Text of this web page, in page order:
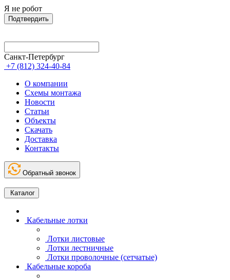
Я не робот
Подтвердить
Санкт-Петербург
+7 (812) 324-40-84
О компании
Схемы монтажа
Новости
Статьи
Объекты
Скачать
Доставка
Контакты
Обратный звонок
Каталог
Кабельные лотки
Лотки листовые
Лотки лестничные
Лотки проволочные (сетчатые)
Кабельные короба